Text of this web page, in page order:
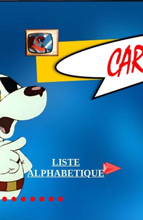
LISTE
ALPHABETIQUE